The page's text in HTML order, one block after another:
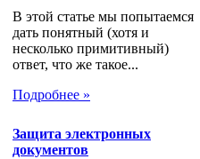
В этой статье мы попытаемся
дать понятный (хотя и
несколько примитивный)
ответ, что же такое...
Подробнее »
Защита электронных
документов